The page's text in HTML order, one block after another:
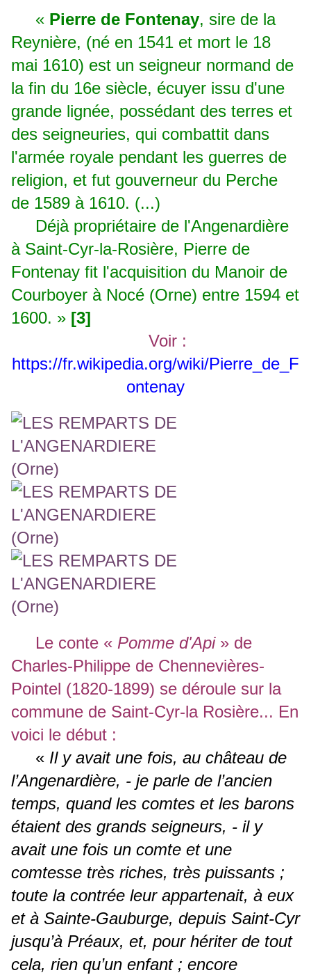
« Pierre de Fontenay, sire de la
Reynière, (né en 1541 et mort le 18
mai 1610) est un seigneur normand de
la fin du 16e siècle, écuyer issu d'une
grande lignée, possédant des terres et
des seigneuries, qui combattit dans
l'armée royale pendant les guerres de
religion, et fut gouverneur du Perche
de 1589 à 1610. (...)
Déjà propriétaire de l'Angenardière
à Saint-Cyr-la-Rosière, Pierre de
Fontenay fit l'acquisition du Manoir de
Courboyer à Nocé (Orne) entre 1594 et
1600. » [3]
Voir :
https://fr.wikipedia.org/wiki/Pierre_de_F
ontenay
Le conte « Pomme d'Api» de
Charles-Philippe de Chennevières-
Pointel (1820-1899) se déroule sur la
commune de Saint-Cyr-la Rosière... En
voici le début :
« Il y avait une fois, au château de
l’Angenardière, - je parle de l’ancien
temps, quand les comtes et les barons
étaient des grands seigneurs, - il y
avait une fois un comte et une
comtesse très riches, très puissants ;
toute la contrée leur appartenait, à eux
et à Sainte-Gauburge, depuis Saint-Cyr
jusqu’à Préaux, et, pour hériter de tout
cela, rien qu’un enfant ; encore